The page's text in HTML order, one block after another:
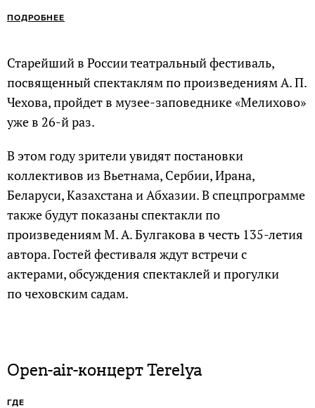
ПОДРОБНЕЕ
Старейший в России театральный фестиваль,
посвященный спектаклям по произведениям А. П.
Чехова, пройдет в музее-заповеднике «Мелихово»
уже в 26-й раз.
В этом году зрители увидят постановки
коллективов из Вьетнама, Сербии, Ирана,
Беларуси, Казахстана и Абхазии. В спецпрограмме
также будут показаны спектакли по
произведениям М. А. Булгакова в честь 135-летия
автора. Гостей фестиваля ждут встречи с
актерами, обсуждения спектаклей и прогулки
по чеховским садам.
Open-air-концерт Terelya
ГДЕ